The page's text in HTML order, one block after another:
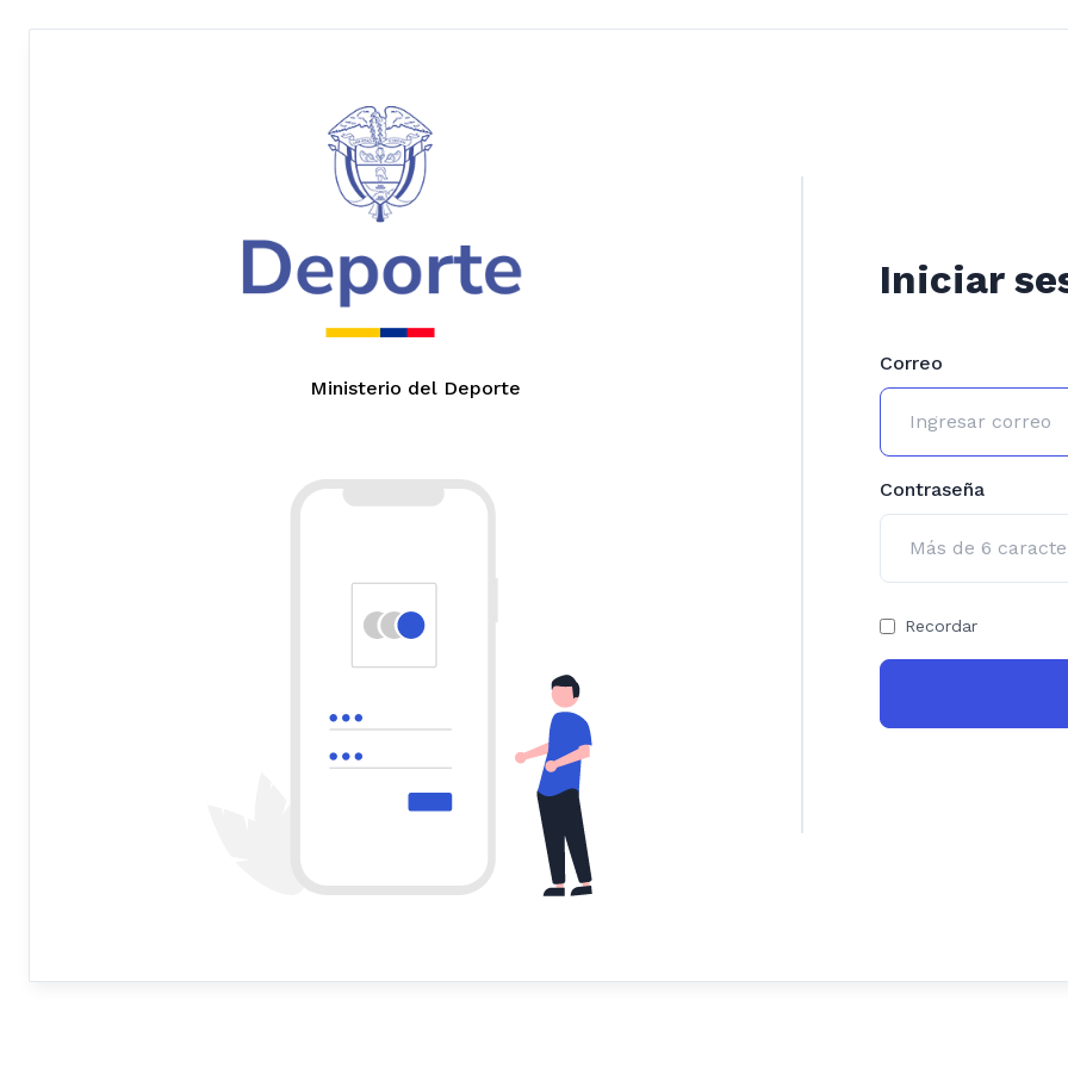
Ministerio del Deporte
Iniciar
Correo
Contraseña
Recordar